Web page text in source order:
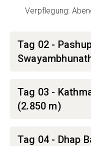
Verpflegung:
Tag 02 -
Tag 03 -
(2.850 m)
Tag 04 - Dhap